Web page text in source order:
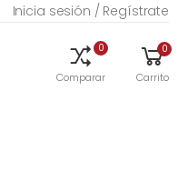
Inicia sesión / Regístrate
0
Comparar
0
Carrito